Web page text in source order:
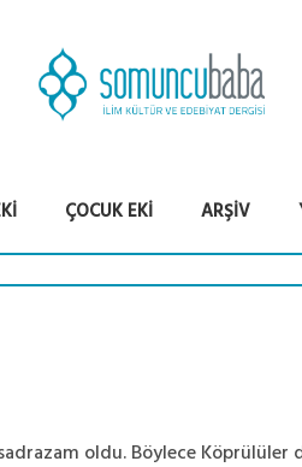
ÇOCUK EKI ARŞIV
oldu. Böylece